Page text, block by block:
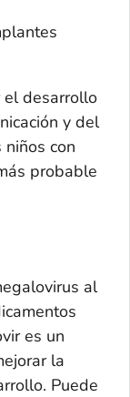
el desarrollo
y del
con
probable
al
es un
la
Puede